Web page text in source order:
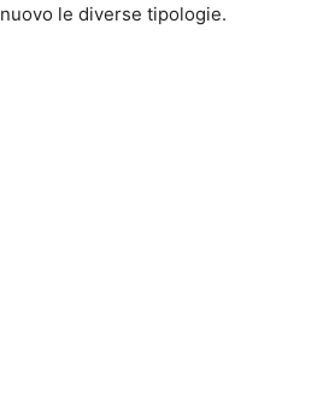
nuovo le diverse tipologie.